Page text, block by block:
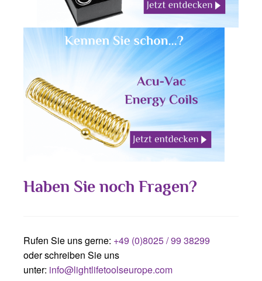
Haben Sie noch Fragen?
Rufen Sie uns gerne: +49 (0)8025 / 99 38299
oder schreiben Sie uns
unter: info@lightlifetoolseurope.com